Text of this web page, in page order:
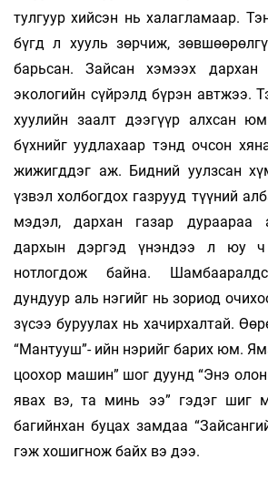
тулгуур хийсэн нь халагламаар.
бүгд л хууль зөрчиж,
барь­сан. Зайсан хэмээх
экологийн сүйрэлд бүрэн автжээ.
хуулийн заалт дээгүүр алхсан
бүхнийг уудлахаар тэнд очсон
жижигддэг аж. Бидний уулз­сан
үзвэл холбогдох газрууд түүний
мэдэл, дархан газар дураараа
дархын дэргэд үнэндээ л юу
нотлогдож байна.
дундуур аль нэгийг нь зориод
зүсээ буруулах нь хачирхалтай.
“Мантууш”- ийн нэрийг барих юм.
цоохор машин” шог дуунд “Энэ
явах вэ, та минь ээ” гэдэг шиг
багийнхан буцах замдаа
гэж хошигнож байх вэ дээ.